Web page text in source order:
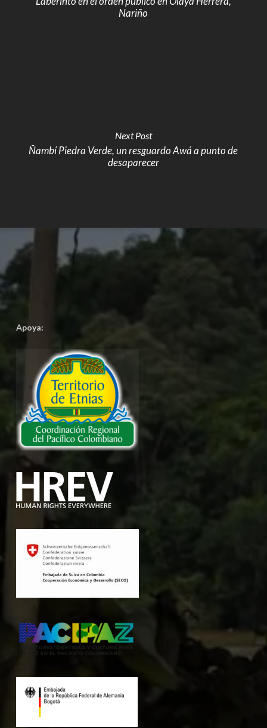
Nariño
Next Post
Ñambí Piedra Verde, un resguardo Awá a punto de
desaparecer
Apoya: